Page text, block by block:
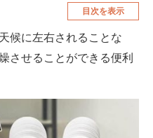
車・バイク
食品・飲料・お酒
目次を表示
候に左右されることな
させることができる便利